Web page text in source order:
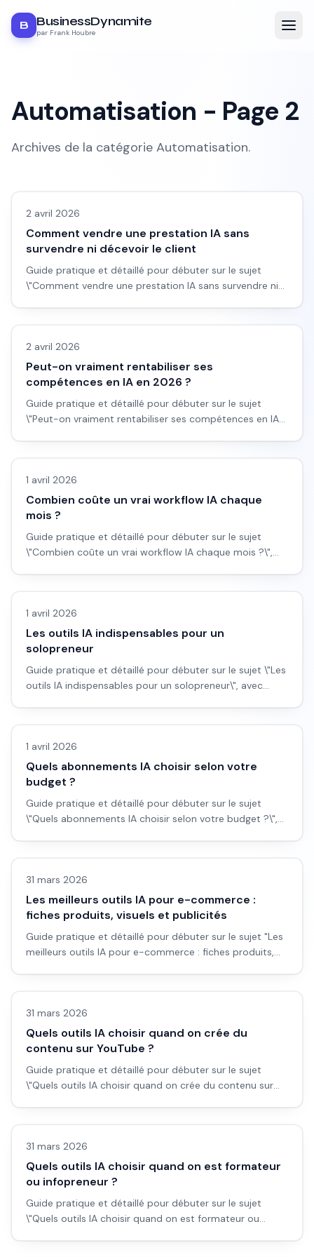
B BusinessDynamite
par Frank Houbre
Automatisation - Page 2
Archives de la catégorie Automatisation.
2 avril 2026
Comment vendre une prestation IA sans
survendre ni décevoir le client
Guide pratique et détaillé pour débuter sur le sujet
\"Comment vendre une prestation IA sans survendre ni
Automatisation
2 avril 2026
Peut-on vraiment rentabiliser ses
compétences en IA en 2026 ?
Guide pratique et détaillé pour débuter sur le sujet
\"Peut-on vraiment rentabiliser ses compétences en IA
Automatisation
1 avril 2026
Combien coûte un vrai workflow IA chaque
mois ?
Guide pratique et détaillé pour débuter sur le sujet
\"Combien coûte un vrai workflow IA chaque mois ?\",
Automatisation
1 avril 2026
Les outils IA indispensables pour un
solopreneur
Guide pratique et détaillé pour débuter sur le sujet \"Les
outils IA indispensables pour un solopreneur\", avec
Automatisation
1 avril 2026
Quels abonnements IA choisir selon votre
budget ?
Guide pratique et détaillé pour débuter sur le sujet
\"Quels abonnements IA choisir selon votre budget ?\",
Automatisation
31 mars 2026
Les meilleurs outils IA pour e-commerce :
fiches produits, visuels et publicités
Guide pratique et détaillé pour débuter sur le sujet "Les
meilleurs outils IA pour e-commerce : fiches produits,
Automatisation
31 mars 2026
Quels outils IA choisir quand on crée du
contenu sur YouTube ?
Guide pratique et détaillé pour débuter sur le sujet
\"Quels outils IA choisir quand on crée du contenu sur
Automatisation
31 mars 2026
Quels outils IA choisir quand on est formateur
ou infopreneur ?
Guide pratique et détaillé pour débuter sur le sujet
\"Quels outils IA choisir quand on est formateur ou
Automatisation